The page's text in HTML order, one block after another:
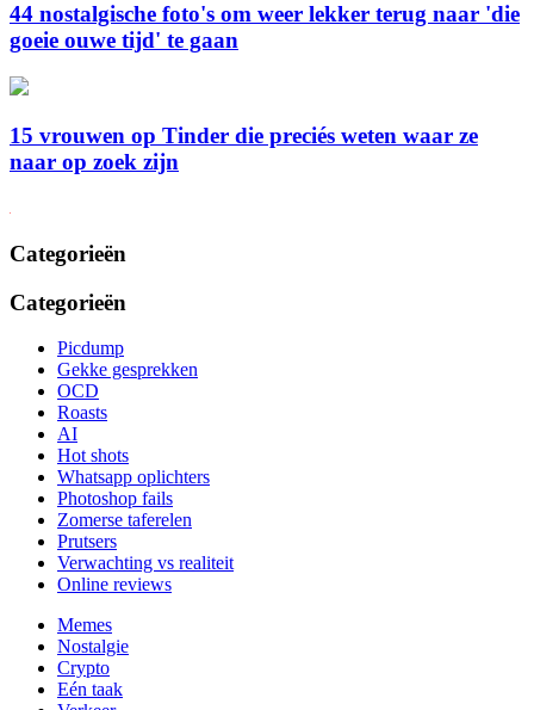
44 nostalgische foto's om weer lekker terug naar 'die
goeie ouwe tijd' te gaan
15 vrouwen op Tinder die preciés weten waar ze
naar op zoek zijn
Categorieën
Categorieën
Picdump
Gekke gesprekken
OCD
Roasts
AI
Hot shots
Whatsapp oplichters
Photoshop fails
Zomerse taferelen
Prutsers
Verwachting vs realiteit
Online reviews
Memes
Nostalgie
Crypto
Eén taak